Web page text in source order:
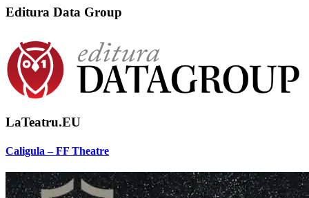
Editura Data Group
LaTeatru.EU
Caligula – FF Theatre